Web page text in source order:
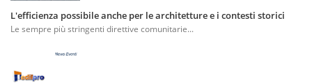
L'efficienza possibile anche per le architetture e i contesti storici
Le sempre più stringenti direttive comunitarie...